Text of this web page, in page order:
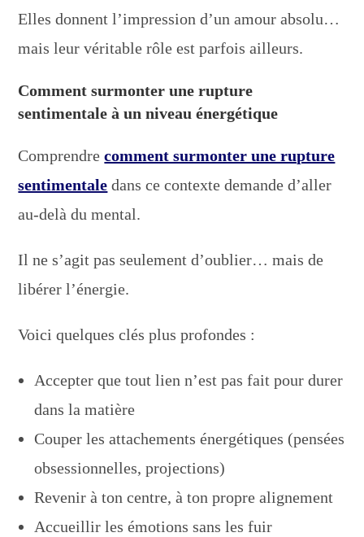
Elles donnent l’impression d’un amour absolu…
mais leur véritable rôle est parfois ailleurs.
Comment surmonter une rupture
sentimentale à un niveau énergétique
Comprendrecomment surmonter une rupture
sentimentale dans ce contexte demande d’aller
au-delà du mental.
Il ne s’agit pas seulement d’oublier… mais de
libérer l’énergie.
Voici quelques clés plus profondes :
Accepter que tout lien n’est pas fait pour durer
dans la matière
Couper les attachements énergétiques (pensées
obsessionnelles, projections)
Revenir à ton centre, à ton propre alignement
Accueillir les émotions sans les fuir